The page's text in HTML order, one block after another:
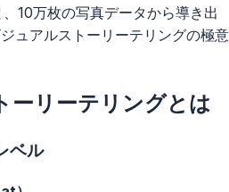
10万枚の写真データから導き出
ュアルストーリーテリングの極意
ーリーテリングとは
ベル